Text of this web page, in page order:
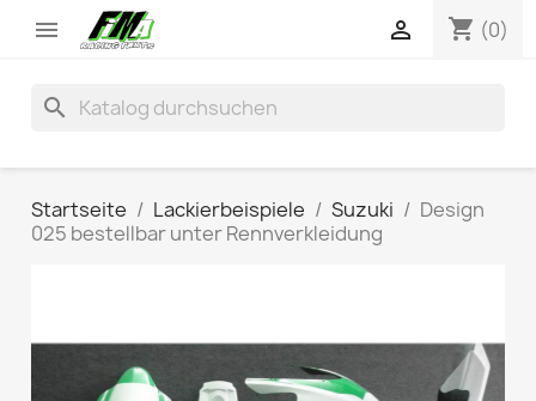
 shopping_cart (0)

search
Startseite Lackierbeispiele Suzuki
Design
025 bestellbar unter Rennverkleidung